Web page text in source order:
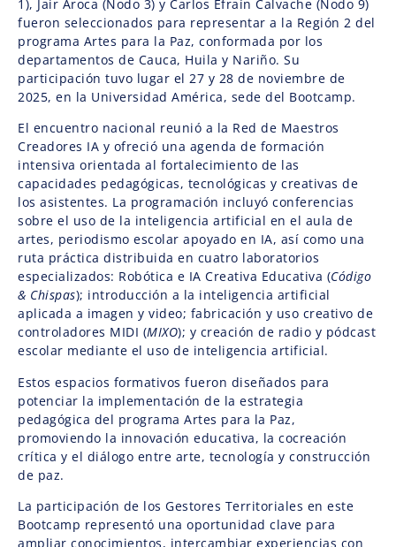
1), Jair Aroca (Nodo 3) y Carlos Efraín Calvache (Nodo 9)
fueron seleccionados para representar a la Región 2 del
programa Artes para la Paz, conformada por los
departamentos de Cauca, Huila y Nariño. Su
participación tuvo lugar el 27 y 28 de noviembre de
2025, en la Universidad América, sede del Bootcamp.
El encuentro nacional reunió a la Red de Maestros
Creadores IA y ofreció una agenda de formación
intensiva orientada al fortalecimiento de las
capacidades pedagógicas, tecnológicas y creativas de
los asistentes. La programación incluyó conferencias
sobre el uso de la inteligencia artificial en el aula de
artes, periodismo escolar apoyado en IA, así como una
ruta práctica distribuida en cuatro laboratorios
especializados: Robótica e IA Creativa Educativa (Código
& Chispas); introducción a la inteligencia artificial
aplicada a imagen y video; fabricación y uso creativo de
controladores MIDI (MIXO); y creación de radio y pódcast
escolar mediante el uso de inteligencia artificial.
Estos espacios formativos fueron diseñados para
potenciar la implementación de la estrategia
pedagógica del programa Artes para la Paz,
promoviendo la innovación educativa, la cocreación
crítica y el diálogo entre arte, tecnología y construcción
de paz.
La participación de los Gestores Territoriales en este
Bootcamp representó una oportunidad clave para
ampliar conocimientos, intercambiar experiencias con